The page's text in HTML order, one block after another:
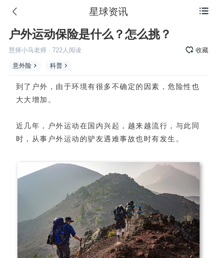
 星球资讯
户外运动保险是什么？怎么挑？
慧择小马老师· 722人阅读 收藏
意外险 科普
到了户外，由于环境有很多不确定的因素，危险性也
大大增加。
近几年，户外运动在国内兴起，越来越流行，与此同
时，从事户外运动的驴友遇难事故也时有发生。